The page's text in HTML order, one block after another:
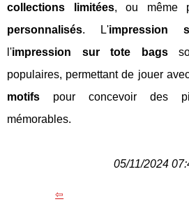
collections limitées, ou même
personnalisés. L'impression
l'impression sur tote bags
populaires, permettant de jouer
motifs pour concevoir des
mémorables.
05/11/2024